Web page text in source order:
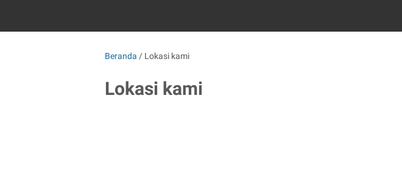
Beranda / Lokasi kami
Lokasi kami